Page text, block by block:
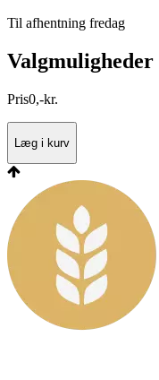
Til afhentning fredag
Valgmuligheder
Pris0,-kr.
Læg i kurv